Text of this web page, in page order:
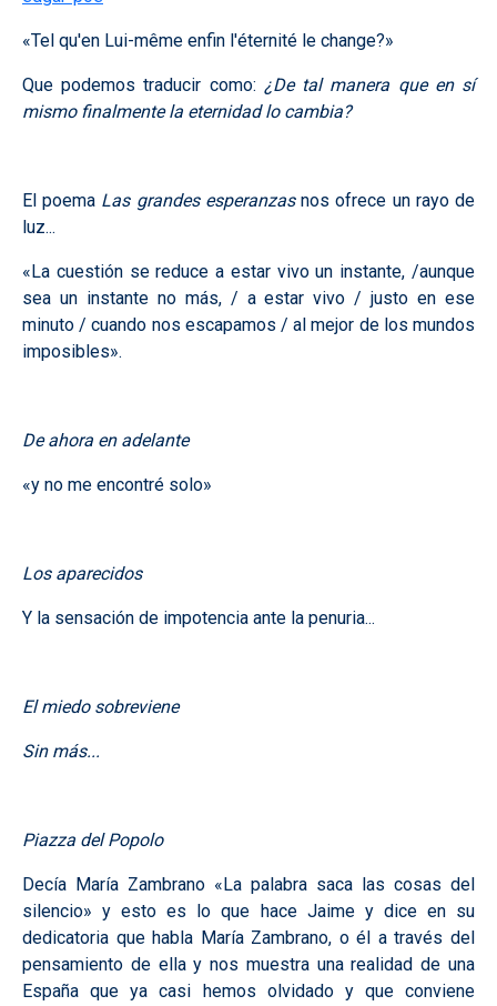
«Tel qu'en Lui-même enfin l'éternité le change?»
Que podemos traducir como: ¿De tal manera que en sí
mismo finalmente la eternidad lo cambia?
El poema Las grandes esperanzasnos ofrece un rayo de
luz...
«La cuestión se reduce a estar vivo un instante, /aunque
sea un instante no más, / a estar vivo / justo en ese
minuto / cuando nos escapamos / al mejor de los mundos
imposibles».
De ahora en adelante
«y no me encontré solo»
Los aparecidos
Y la sensación de impotencia ante la penuria...
El miedo sobreviene
Sin más...
Piazza del Popolo
Decía María Zambrano «La palabra saca las cosas del
silencio» y esto es lo que hace Jaime y dice en su
dedicatoria que habla María Zambrano, o él a través del
pensamiento de ella y nos muestra una realidad de una
España que ya casi hemos olvidado y que conviene